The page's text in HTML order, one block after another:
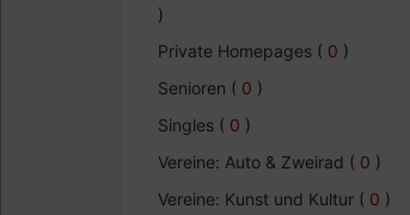
)
Private Homepages ( 0 )
Senioren ( 0 )
Singles ( 0 )
Vereine: Auto & Zweirad ( 0 )
Vereine: Kunst und Kultur ( 0 )